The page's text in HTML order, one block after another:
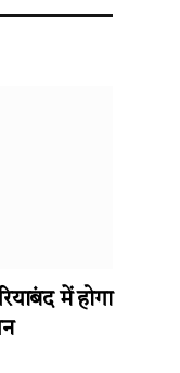
में होगा